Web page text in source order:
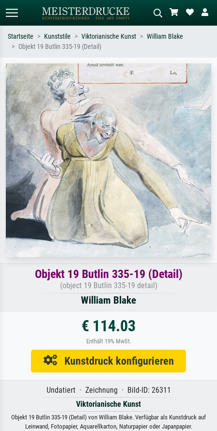
Suchen Sie nach Künstlern, Werktiteln
oder Stilen – z.B. Monet,
Sternennacht, Impressionismus, Welle
Hokusai, Akt.
Beschreiben Sie die Szene – z.B. Grüne
Wiese, Abstrakt mit viel Rot, Dunkles
Ölgemälde, Stehender Akt neben einem
Baum.
Startseite Kunststile Viktorianische Kunst
William Blake
Objekt 19 Butlin 335-19 (Detail)
Objekt 19 Butlin 335-19 (Detail)
(object 19 Butlin 335-19 detail)
William Blake
€ 114.03
Enthält 19% MwSt.
Kunstdruck konfigurieren
Undatiert · Zeichnung · Bild-ID: 26311
Viktorianische Kunst
Objekt 19 Butlin 335-19 (Detail) von William Blake. Verfügbar als Kunstdruck auf
Leinwand, Fotopapier, Aquarellkarton, Naturpapier oder Japanpapier.